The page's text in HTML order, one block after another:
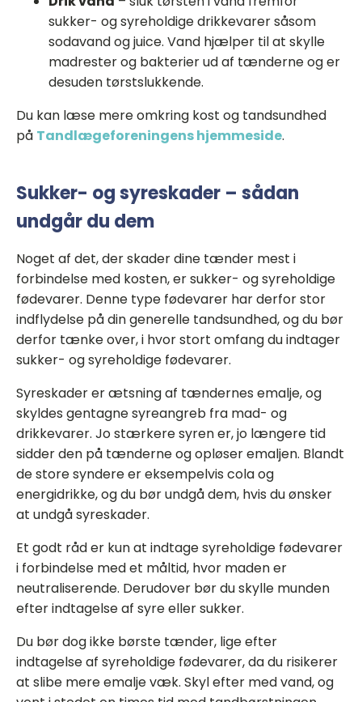
sukker- og syreholdige drikkevarer såsom
sodavand og juice. Vand hjælper til at skylle
madrester og bakterier ud af tænderne og er
desuden tørstslukkende.
Du kan læse mere omkring kost og tandsundhed
på Tandlægeforeningens hjemmeside.
Sukker- og syreskader – sådan
undgår du dem
Noget af det, der skader dine tænder mest i
forbindelse med kosten, er sukker- og syreholdige
fødevarer. Denne type fødevarer har derfor stor
indflydelse på din generelle tandsundhed, og du bør
derfor tænke over, i hvor stort omfang du indtager
sukker- og syreholdige fødevarer.
Syreskader er ætsning af tændernes emalje, og
skyldes gentagne syreangreb fra mad- og
drikkevarer. Jo stærkere syren er, jo længere tid
sidder den på tænderne og opløser emaljen. Blandt
de store syndere er eksempelvis cola og
energidrikke, og du bør undgå dem, hvis du ønsker
at undgå syreskader.
Et godt råd er kun at indtage syreholdige fødevarer
i forbindelse med et måltid, hvor maden er
neutraliserende. Derudover bør du skylle munden
efter indtagelse af syre eller sukker.
Du bør dog ikke børste tænder, lige efter
indtagelse af syreholdige fødevarer, da du risikerer
at slibe mere emalje væk. Skyl efter med vand, og